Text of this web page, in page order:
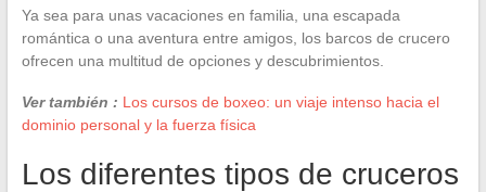
Ya sea para unas vacaciones en familia, una escapada
romántica o una aventura entre amigos, los barcos de crucero
ofrecen una multitud de opciones y descubrimientos.
Ver también : Los cursos de boxeo: un viaje intenso hacia el
dominio personal y la fuerza física
Los diferentes tipos de cruceros